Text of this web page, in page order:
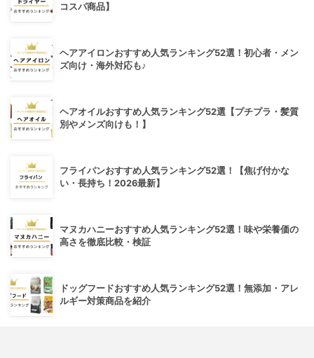
コスパ商品】
ヘアアイロンおすすめ人気ランキング52選！初心者・メン
ズ向け・海外対応も♪
ヘアオイルおすすめ人気ランキング52選【プチプラ・髪質
別やメンズ向けも！】
フライパンおすすめ人気ランキング52選！【焦げ付かな
い・長持ち！2026最新】
マヌカハニーおすすめ人気ランキング52選！味や栄養価の
高さを徹底比較・検証
ドッグフードおすすめ人気ランキング52選！無添加・アレ
ルギー対策商品を紹介